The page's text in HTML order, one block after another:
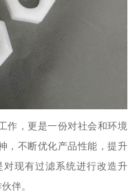
作，更是一份对社会和环境
，不断优化产品性能，提升
现有过滤系统进行改造升
伴。